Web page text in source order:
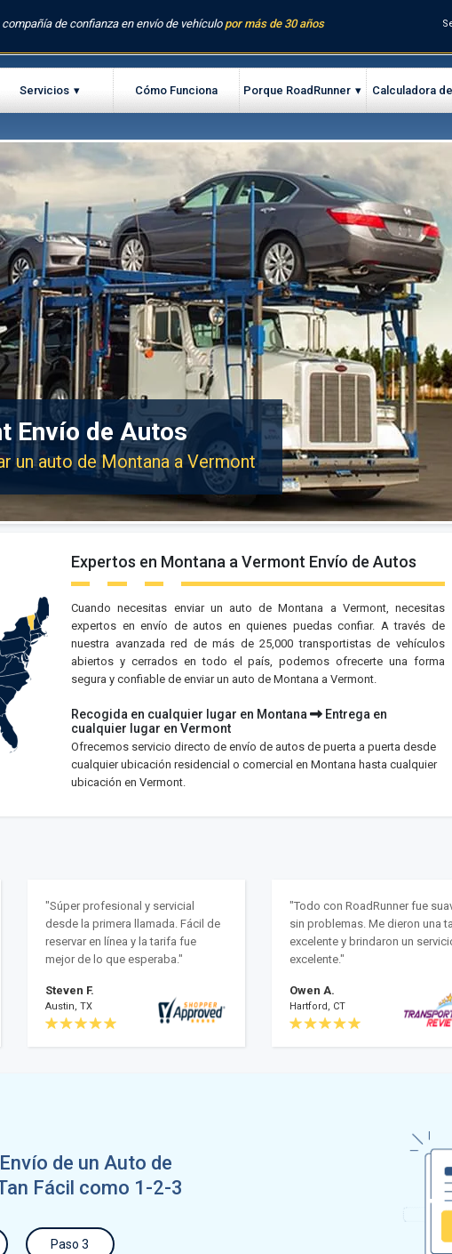
compañía de confianza en envío de vehículopor más de 30 años
Servicios Cómo Funciona Porque RoadRunner Calculadora
Envío de Autos
un auto de Montana a Vermont
Expertos en Montana a Vermont Envío de Autos
Cuando necesitas enviar un auto de Montana a Vermont, necesitas
expertos en envío de autos en quienes puedas confiar. A través de
nuestra avanzada red de más de 25,000 transportistas de vehículos
abiertos y cerrados en todo el país, podemos ofrecerte una forma
segura y confiable de enviar un auto de Montana a Vermont.
Recogida en cualquier lugar en Montana
Entrega en
cualquier lugar en Vermont
Ofrecemos servicio directo de envío de autos de puerta a puerta desde
cualquier ubicación residencial o comercial en Montana hasta cualquier
ubicación en Vermont.
"Súper profesional y servicial
desde la primera llamada. Fácil de
reservar en línea y la tarifa fue
mejor de lo que esperaba."
Steven F.
Austin, TX
"Todo con RoadRunner fue
sin problemas. Me dieron una
excelente y brindaron un
excelente."
Owen A.
Hartford, CT
de un Auto de
Fácil como 1-2-3
Paso 3